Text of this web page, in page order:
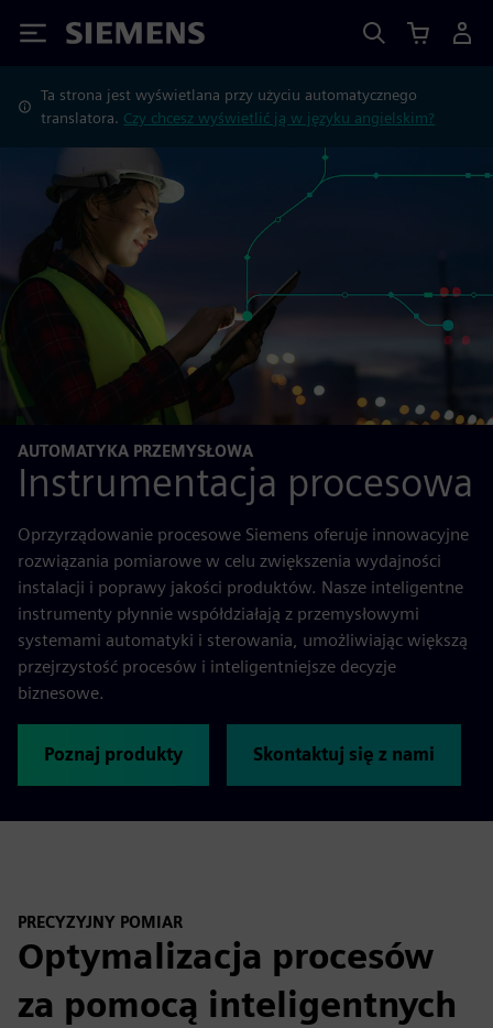
Siemens
Ta strona jest wyświetlana przy użyciu automatycznego
translatora. Czy chcesz wyświetlić ją w języku angielskim?
AUTOMATYKA PRZEMYSŁOWA
Instrumentacja procesowa
Oprzyrządowanie procesowe Siemens oferuje innowacyjne
rozwiązania pomiarowe w celu zwiększenia wydajności
instalacji i poprawy jakości produktów. Nasze inteligentne
instrumenty płynnie współdziałają z przemysłowymi
systemami automatyki i sterowania, umożliwiając większą
przejrzystość procesów i inteligentniejsze decyzje
biznesowe.
Poznaj produkty Skontaktuj się z nami
PRECYZYJNY POMIAR
Optymalizacja procesów
za pomocą inteligentnych